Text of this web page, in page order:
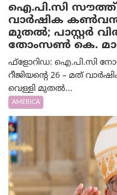
ഐ.പി.സി സൗത്ത്
വാർഷിക
മുതൽ; പാസ്റ്റർ
തോംസൺ കെ.
ഫ്ളോറിഡ: ഐ.പി.സി
റീജിയന്റെ 26 – മത്
വെള്ളി മുതൽ...
AMERICA